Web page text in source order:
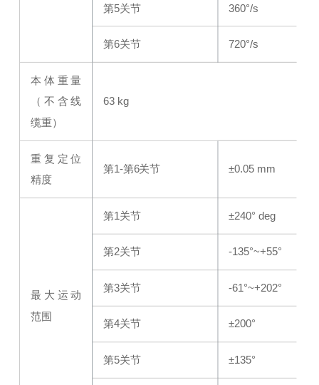
第5关节 360°/s
第6关节 720°/s
本体重量
（不含线
缆重）
63 kg
重复定位
精度
第1-第6关节 ±0.05 mm
最大运动
范围
第1关节 ±240° deg
第2关节 -135°~+55°
第3关节 -61°~+202°
第4关节 ±200°
第5关节 ±135°